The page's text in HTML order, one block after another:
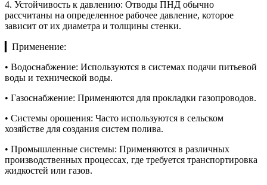
4. Устойчивость к давлению: Отводы ПНД обычно
рассчитаны на определенное рабочее давление, которое
зависит от их диаметра и толщины стенки.
▎Применение:
• Водоснабжение: Используются в системах подачи питьевой
воды и технической воды.
• Газоснабжение: Применяются для прокладки газопроводов.
• Системы орошения: Часто используются в сельском
хозяйстве для создания систем полива.
• Промышленные системы: Применяются в различных
производственных процессах, где требуется транспортировка
жидкостей или газов.